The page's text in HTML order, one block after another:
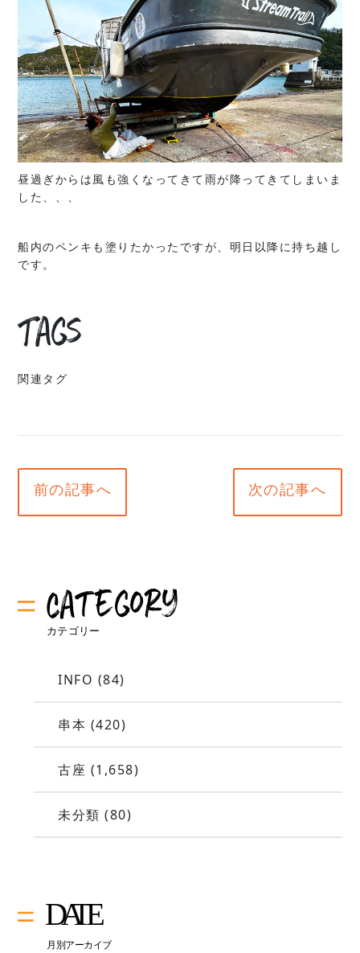
昼過ぎからは風も強くなってきて雨が降ってきてしまいま
した、、、
船内のペンキも塗りたかったですが、明日以降に持ち越し
です。
Tags
関連タグ
前の記事へ 次の記事へ
INFO (84)
串本 (420)
古座 (1,658)
未分類 (80)